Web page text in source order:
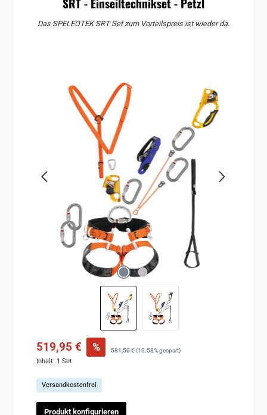
Das SPELEOTEK SRT Set zum Vorteilspreis ist wieder da.
Verkaufspreis:
519,95 € % Regulärer Preis:
581,50 €(10.58% gespart)
Inhalt: 1 Set
Versandkostenfrei
Produkt konfigurieren